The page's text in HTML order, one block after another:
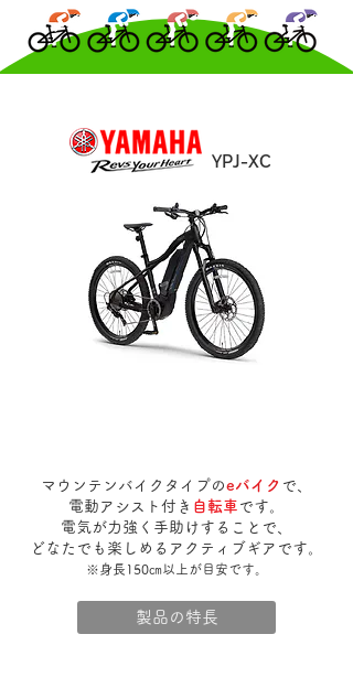
YPJ-XC
マウンテンバイクタイプのeバイク で、
電動アシスト付き 自転車 です。
電気が力強く手助けすることで、
​どなたでも楽しめるアクティブギアです。
※身長150㎝以上が目安です。
製品の特長